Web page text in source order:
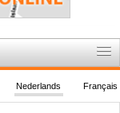
Français
Nederlands